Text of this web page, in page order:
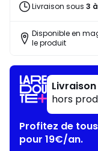
Livraison sous 3
Disponible en
le produit
hors
Profitez de
pour 19€/an.